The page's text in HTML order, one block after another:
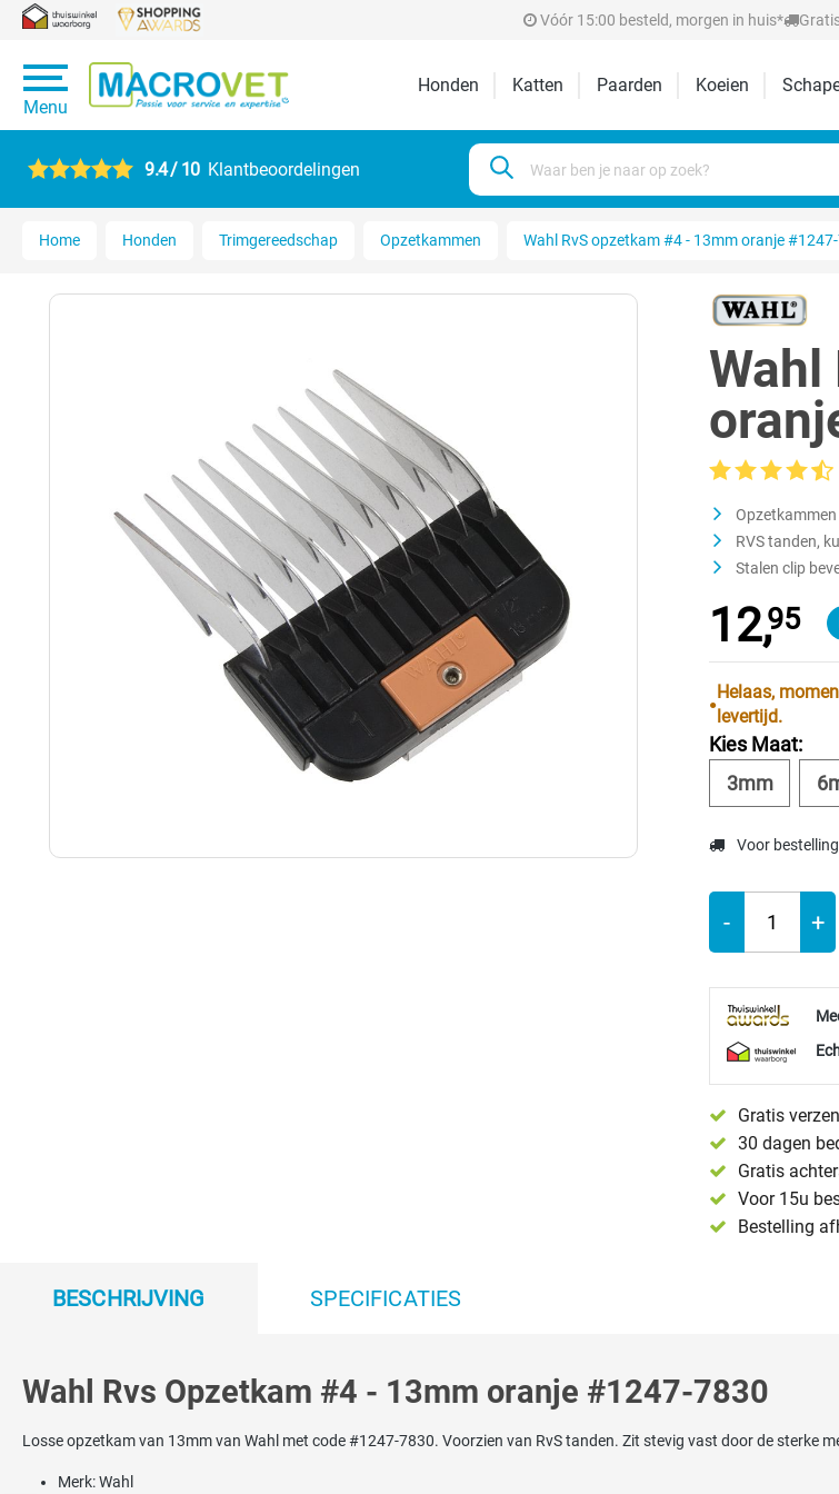
Vóór 15:00 besteld, morgen in huis*
Menu
Honden Katten Paarden Koeien
9.4 / 10 Klantbeoordelingen
Home Honden Trimgereedschap Opzetkammen Wahl RvS opzetkam #4 - 13mm oranje
RVS tanden,
Stalen clip
12,95
Helaas,
levertijd.
Kies Maat:
3mm
Voor
- +
Gratis
30 dagen
Gratis
Voor 15u
Bestelling
BESCHRIJVING SPECIFICATIES
Wahl Rvs Opzetkam #4 - 13mm oranje #1247-7830
Losse opzetkam van 13mm van Wahl met code #1247-7830. Voorzien van RvS tanden. Zit stevig vast door de sterke
Merk: Wahl